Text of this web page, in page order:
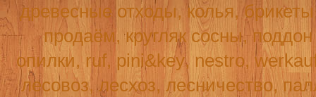
древесные отходы, колья,
продаём, кругляк сосны,
опилки, ruf, pini&key, nestro,
лесовоз, лесхоз, лесничество,